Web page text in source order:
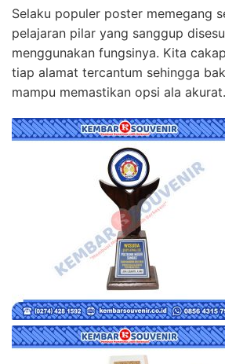
Selaku populer poster memegang
pelajaran pilar yang sanggup
menggunakan fungsinya. Kita
tiap alamat tercantum sehingga
mampu memastikan opsi ala akurat.